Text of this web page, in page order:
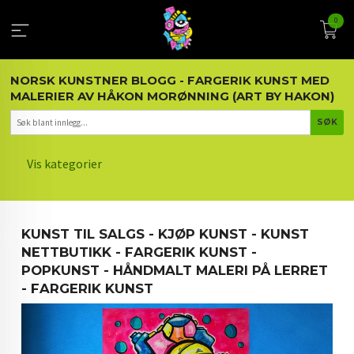
innholdet
0
NORSK KUNSTNER BLOGG - FARGERIK KUNST MED
MALERIER AV HÅKON MORØNNING (ART BY HAKON)
Vis kategorier
KUNST OG KUNSTNEREN
MALERIER BLOGG
ARTIKLER OM KUNST
INTERIØR OG KUNST
KUNST TIL SALGS - KJØP KUNST - KUNST
NETTBUTIKK - FARGERIK KUNST -
POPKUNST - HÅNDMALT MALERI PÅ LERRET
- FARGERIK KUNST